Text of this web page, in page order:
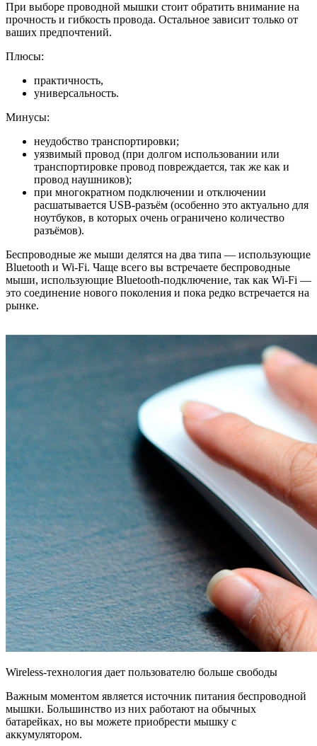
При выборе проводной мышки стоит обратить внимание на
прочность и гибкость провода. Остальное зависит только от
ваших предпочтений.
Плюсы:
практичность,
универсальность.
Минусы:
неудобство транспортировки;
уязвимый провод (при долгом использовании или
транспортировке провод повреждается, так же как и
провод наушников);
при многократном подключении и отключении
расшатывается USB-разъём (особенно это актуально для
ноутбуков, в которых очень ограничено количество
разъёмов).
Беспроводные же мыши делятся на два типа — использующие
Bluetooth и Wi-Fi. Чаще всего вы встречаете беспроводные
мыши, использующие Bluetooth-подключение, так как Wi-Fi —
это соединение нового поколения и пока редко встречается на
рынке.
Wireless-технология дает пользователю больше свободы
Важным моментом является источник питания беспроводной
мышки. Большинство из них работают на обычных
батарейках, но вы можете приобрести мышку с
аккумулятором.